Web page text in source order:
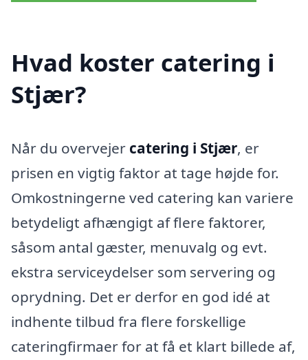
Hvad koster catering i
Stjær?
Når du overvejer catering i Stjær, er
prisen en vigtig faktor at tage højde for.
Omkostningerne ved catering kan variere
betydeligt afhængigt af flere faktorer,
såsom antal gæster, menuvalg og evt.
ekstra serviceydelser som servering og
oprydning. Det er derfor en god idé at
indhente tilbud fra flere forskellige
cateringfirmaer for at få et klart billede af,